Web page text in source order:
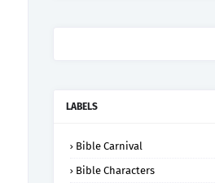
LABELS
Bible Carnival
Bible Characters